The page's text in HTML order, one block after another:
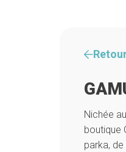
Nichée
boutique
parka,